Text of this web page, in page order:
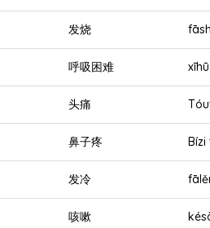
发烧
呼吸困难
头痛
鼻子疼 Bízi
发冷
咳嗽